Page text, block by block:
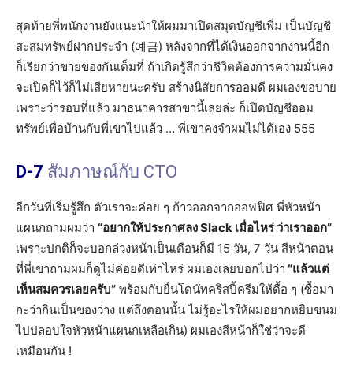
สุดท้ายพี่พนักงานยังแนะนำให้ผมมาเปิดสมุดบัญชีเพิ่ม เป็นบัญชี
สะสมทรัพย์ฝากประจำ (예금) หลังจากที่ได้เงินออกจากงานนี้อีก
ก็เรียกว่าขายของกันเต็มที่ ถ้าเกิดรู้สึกว่าชีวิตต้องการความมั่นคง
จะเปิดก็ไว้ก็ไม่เสียหายนะครับ สร้างนิสัยการออมดี ผมเองขอบาย
เพราะว่ารอบที่แล้ว มาธนาคารสาขานี้เลยล่ะ ก็เปิดบัญชีออม
ทรัพย์เพื่อบ้านกับพี่เขาไปแล้ว … พี่เขาคงจำผมไม่ได้เอง 555
D-7 สัมภาษณ์กับ CTO
อีกวันที่เริ่มรู้สึก ตัวเราจะค่อย ๆ ก้าวออกจากออฟฟิศ​ พี่หัวหน้า
แผนกถามผมว่า “อยากให้ประกาศลง Slack เมื่อไหร่ ว่าเราออก”
เพราะปกติก็จะบอกล่วงหน้าเป็นเดือนก็มี 15 วัน, 7 วัน สีหน้าตอน
ที่พี่เขาถามผมก็ดูไม่ค่อยดีเท่าไหร่ ผมเองเลยบอกไปว่า “แล้วแต่
เห็นสมควรเลยครับ” พร้อมกับยื่นโดนัทคริสปี้ครีมให้ดื้อ ๆ (ซื้อมา
กะว่ากินเป็นของว่าง แต่ถึงตอนนั้น ไม่รู้อะไรให้ผมอยากหยิบขนม
ไปปลอบใจหัวหน้าแผนกเหลือเกิน) ผมเองสีหน้าก็ใช่ว่าจะดี
เหมือนกัน !